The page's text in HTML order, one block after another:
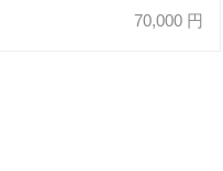
70,000 円